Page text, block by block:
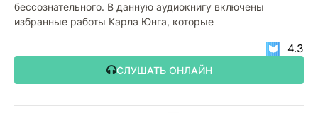
бессознательного. В данную аудиокнигу включены
избранные работы Карла Юнга, которые
СЛУШАТЬ ОНЛАЙН
4.3